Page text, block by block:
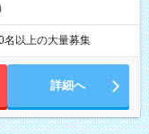
名以上の大量募集
詳細へ